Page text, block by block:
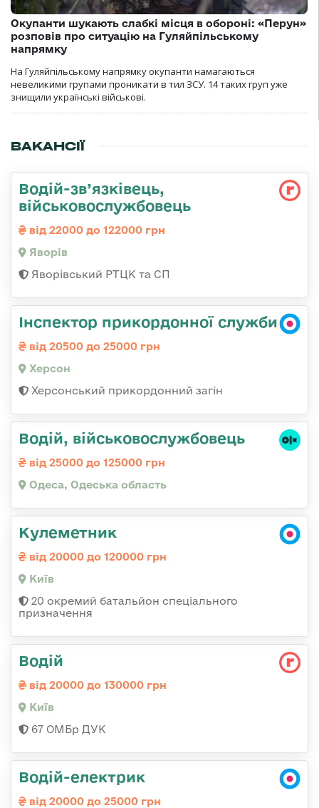
Окупанти шукають слабкі місця в обороні: «Перун»
розповів про ситуацію на Гуляйпільському
напрямку
На Гуляйпільському напрямку окупанти намагаються
невеликими групами проникати в тил ЗСУ. 14 таких груп уже
знищили українські військові.
ВАКАНСІЇ
Водій-зв’язківець,
військовослужбовець
від 22000 до 122000 грн
Яворів
Яворівський РТЦК та СП
Інспектор прикордонної служби
від 20500 до 25000 грн
Херсон
Херсонський прикордонний загін
Водій, військовослужбовець
від 25000 до 125000 грн
Одеса, Одеська область
Кулеметник
від 20000 до 120000 грн
Київ
20 окремий батальйон спеціального
призначення
Водій
від 20000 до 130000 грн
Київ
67 ОМБр ДУК
Водій-електрик
від 20000 до 25000 грн